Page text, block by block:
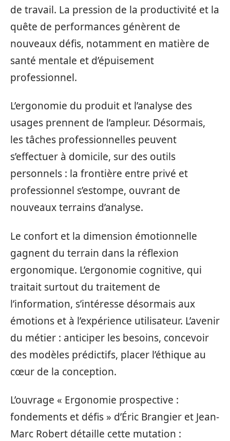
de travail. La pression de la productivité et la
quête de performances génèrent de
nouveaux défis, notamment en matière de
santé mentale et d’épuisement
professionnel.
L’ergonomie du produit et l’analyse des
usages prennent de l’ampleur. Désormais,
les tâches professionnelles peuvent
s’effectuer à domicile, sur des outils
personnels : la frontière entre privé et
professionnel s’estompe, ouvrant de
nouveaux terrains d’analyse.
Le confort et la dimension émotionnelle
gagnent du terrain dans la réflexion
ergonomique. L’ergonomie cognitive, qui
traitait surtout du traitement de
l’information, s’intéresse désormais aux
émotions et à l’expérience utilisateur. L’avenir
du métier : anticiper les besoins, concevoir
des modèles prédictifs, placer l’éthique au
cœur de la conception.
L’ouvrage « Ergonomie prospective :
fondements et défis » d’Éric Brangier et Jean-
Marc Robert détaille cette mutation :